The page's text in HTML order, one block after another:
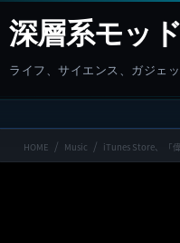
深層系モッ
ライフ、サイエンス、ガジェ
HOME Music iTunes Store、「